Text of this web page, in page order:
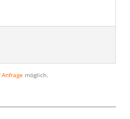
möglich.